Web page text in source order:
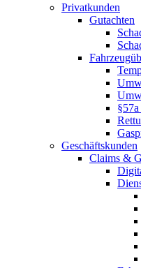
Privatkunden
Gutachten
Geschäftskunden
Claims &